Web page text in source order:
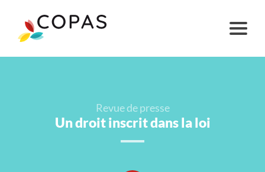
Revue de presse
Un droit inscrit dans la loi